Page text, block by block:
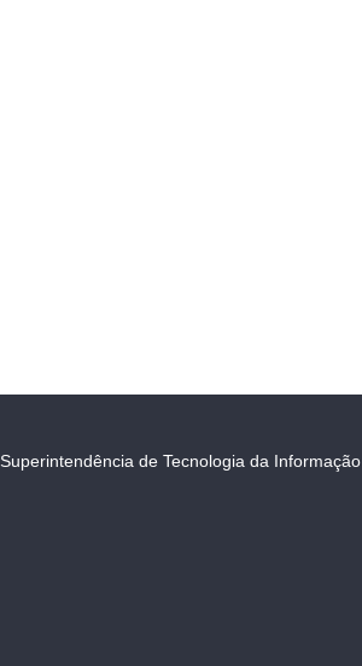
Superintendência de Tecnologia da Informação